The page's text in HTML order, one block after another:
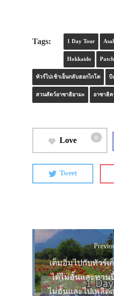
Tags: 1 Day Tour
Hokkaido
ทัวร์ไปเช้าเย็นกลับฮอกไกโด บิ
สวนสัตว์อาซาฮิยามะ อาซาฮิค
Love 0
Tweet
เต็มอิ่มไปกับทัวร์เ
ได้ไม่อั้นและทาน
ไม่อั้นและไปเพลิด